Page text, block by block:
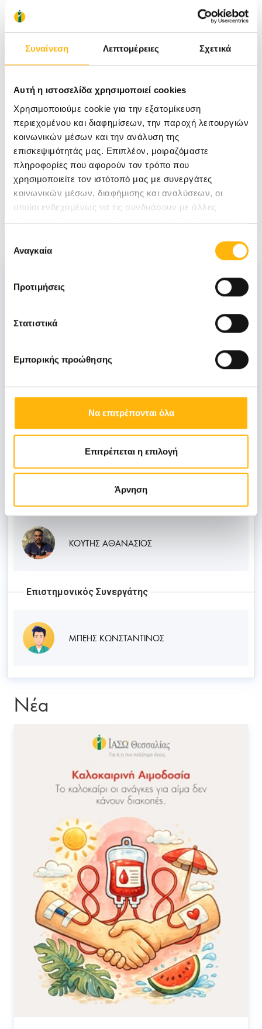
Συναίνεση Λεπτομέρειες Σχετικά
Αυτή η ιστοσελίδα χρησιμοποιεί cookies
Χρησιμοποιούμε cookie για την εξατομίκευση
περιεχομένου και διαφημίσεων, την παροχή λειτουργιών
κοινωνικών μέσων και την ανάλυση της
επισκεψιμότητάς μας. Επιπλέον, μοιραζόμαστε
πληροφορίες που αφορούν τον τρόπο που
χρησιμοποιείτε τον ιστότοπό μας με συνεργάτες
κοινωνικών μέσων, διαφήμισης και αναλύσεων, οι
οποίοι ενδεχομένως να τις συνδυάσουν με άλλες
πληροφορίες που τους έχετε παραχωρήσει ή τις οποίες
των υπηρεσιών τους.
συγκατάθεσης
Αναγκαία
Προτιμήσεις
Στατιστικά
Εμπορικής προώθησης
Να επιτρέπονται όλα
Επιτρέπεται η επιλογή
Άρνηση
άσκηση γίνεται με ασφαλή τρόπο
επιτυγχάνοντας τα μέγιστα αποτελέσματα.
Για να μπορέσετε να δείτε το video
μας την συγκατάθεσή σας στα cookies
Εμπορικής Προώθησης.
Στελέχωση
Επιμελητές
ΓΕΡΟΓΙΑΝΝΗΣ ΔΗΜΗΤΡΙΟΣ
ΚΟΥΤΗΣ ΑΘΑΝΑΣΙΟΣ
Επιστημονικός Συνεργάτης
ΜΠΕΗΣ ΚΩΝΣΤΑΝΤΙΝΟΣ
Νέα